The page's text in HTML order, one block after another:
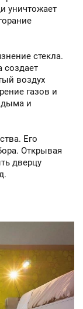
уничтожает
стекла.
создает
воздух
газов и
дыма и
Его
Открывая
дверцу